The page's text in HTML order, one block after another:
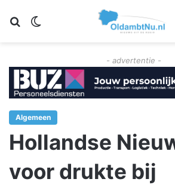
Zoeken
- advertentie -
Algemeen
Hollandse
voor drukte bij